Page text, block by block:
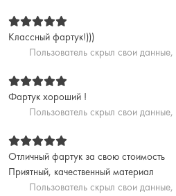
Классный фартук!)))
Пользователь скрыл свои данные,
Фартук хороший !
Пользователь скрыл свои данные,
Отличный фартук за свою стоимость
Приятный, качественный материал
Пользователь скрыл свои данные,